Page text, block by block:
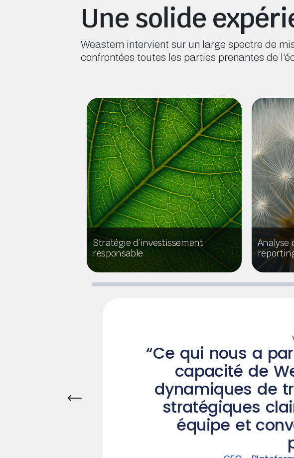
Une solide
Weastem intervient sur un large spectre de
confrontées toutes les parties prenantes de
Stratégie d’investissement
responsable
Analyse
“What once lit
Dans la Nouvelle
usual”
“Ce qui nous a
capacité de
dynamiques de
stratégiques
équipe et